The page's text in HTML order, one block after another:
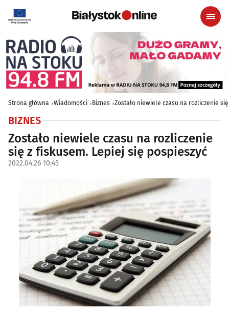
Strona główna Wiadomości Biznes Zostało niewiele czasu na rozliczenie
BIZNES
Zostało niewiele czasu na rozliczenie
się z fiskusem. Lepiej się pospieszyć
2022.04.26 10:45